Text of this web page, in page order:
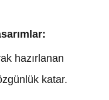
hazırlanan
katar.